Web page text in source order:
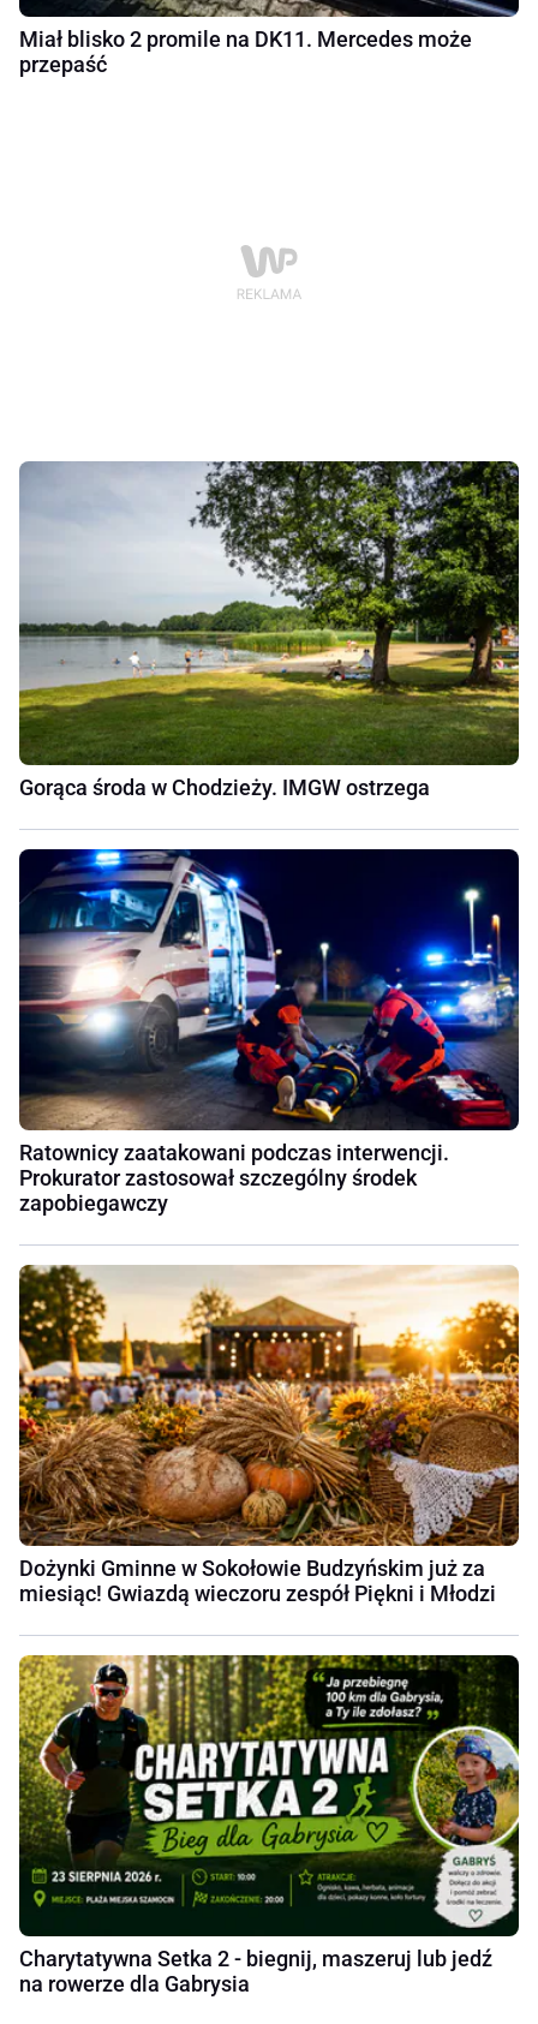
Miał blisko 2 promile na DK11. Mercedes może
przepaść
Gorąca środa w Chodzieży. IMGW ostrzega
Ratownicy zaatakowani podczas interwencji.
Prokurator zastosował szczególny środek
zapobiegawczy
Dożynki Gminne w Sokołowie Budzyńskim już za
miesiąc! Gwiazdą wieczoru zespół Piękni i Młodzi
Charytatywna Setka 2 - biegnij, maszeruj lub jedź
na rowerze dla Gabrysia